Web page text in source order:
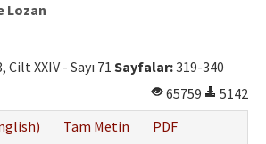
Lozan
XXIV - Sayı 71 Sayfalar:319-340
65759
5142
Tam Metin
PDF